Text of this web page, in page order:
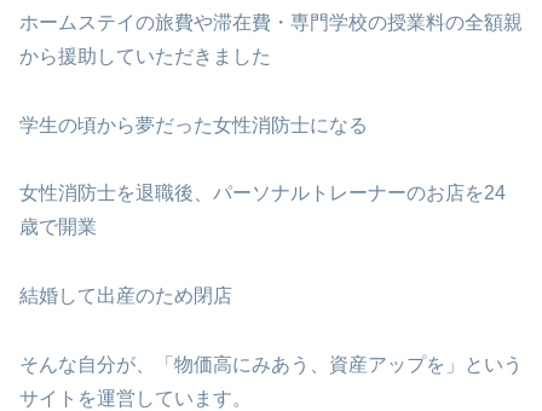
ホームステイの旅費や滞在費・専門学校の授業料の全額親
から援助していただきました
学生の頃から夢だった女性消防士になる
女性消防士を退職後、パーソナルトレーナーのお店を24
歳で開業
結婚して出産のため閉店
そんな自分が、「物価高にみあう、資産アップを」という
サイトを運営しています。